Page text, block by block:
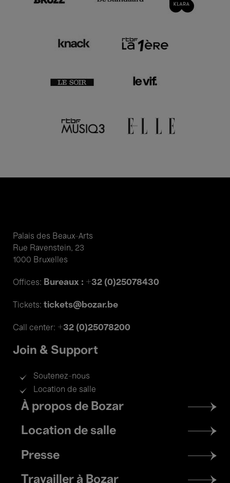
Palais des Beaux-Arts
Rue Ravenstein, 23
1000 Bruxelles
Offices: Bureaux : +32 (0)25078430
Tickets: tickets@bozar.be
Call center: +32 (0)25078200
Join & Support
Soutenez-nous
Location de salle
Footer
menu
À propos de Bozar
Location de salle
Presse
Travailler à Bozar